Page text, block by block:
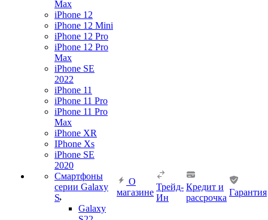
Max
iPhone 12
iPhone 12 Mini
iPhone 12 Pro
iPhone 12 Pro
Max
iPhone SE
2022
iPhone 11
iPhone 11 Pro
iPhone 11 Pro
Max
iPhone XR
IPhone Xs
iPhone SE
2020
Смартфоны
серии Galaxy
S
Galaxy
О
магазине
Трейд-
Ин
Кредит и
рассрочка
Гарантия